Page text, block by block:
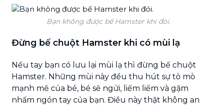
Bạn không được bế Hamster khi đói.
Đừng bế chuột Hamster khi có mùi lạ
Nếu tay bạn có lưu lại mùi lạ thì đừng bế chuột
Hamster. Những mùi này đều thu hút sự tò mò
mạnh mẽ của bé, bé sẽ ngửi, liếm liếm và gặm
nhấm ngón tay của bạn. Điều này thật không an